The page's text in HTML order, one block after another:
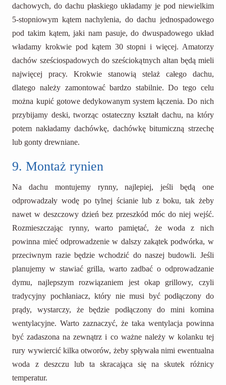
dachowych, do dachu płaskiego układamy je pod niewielkim
5-stopniowym kątem nachylenia, do dachu jednospadowego
pod takim kątem, jaki nam pasuje, do dwuspadowego układ
władamy krokwie pod kątem 30 stopni i więcej. Amatorzy
dachów sześciospadowych do sześciokątnych altan będą mieli
najwięcej pracy. Krokwie stanowią stelaż całego dachu,
dlatego należy zamontować bardzo stabilnie. Do tego celu
można kupić gotowe dedykowanym system łączenia. Do nich
przybijamy deski, tworząc ostateczny kształt dachu, na który
potem nakładamy dachówkę, dachówkę bitumiczną strzechę
lub gonty drewniane.
9. Montaż rynien
Na dachu montujemy rynny, najlepiej, jeśli będą one
odprowadzały wodę po tylnej ścianie lub z boku, tak żeby
nawet w deszczowy dzień bez przeszkód móc do niej wejść.
Rozmieszczając rynny, warto pamiętać, że woda z nich
powinna mieć odprowadzenie w dalszy zakątek podwórka, w
przeciwnym razie będzie wchodzić do naszej budowli. Jeśli
planujemy w stawiać grilla, warto zadbać o odprowadzanie
dymu, najlepszym rozwiązaniem jest okap grillowy, czyli
tradycyjny pochłaniacz, który nie musi być podłączony do
prądy, wystarczy, że będzie podłączony do mini komina
wentylacyjne. Warto zaznaczyć, że taka wentylacja powinna
być zadaszona na zewnątrz i co ważne należy w kolanku tej
rury wywiercić kilka otworów, żeby spływała nimi ewentualna
woda z deszczu lub ta skracająca się na skutek różnicy
temperatur.